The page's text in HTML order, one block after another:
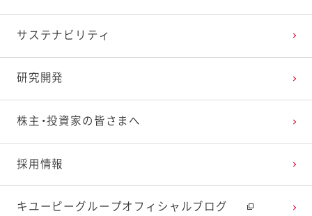
サステナビリティ
研究開発
株主・投資家の皆さまへ
採用情報
キユーピーグループオフィシャルブログ